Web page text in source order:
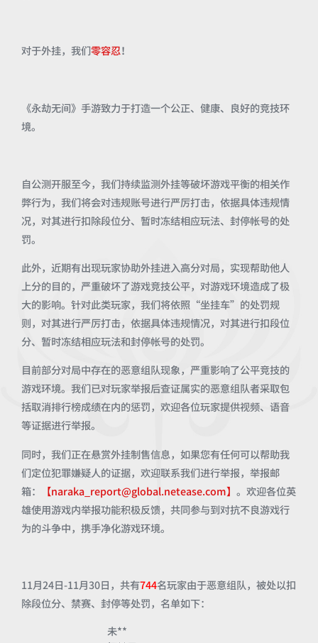
对于外挂，我们零容忍 ！
《永劫无间》手游致力于打造一个公正、健康、良好的竞技环
境。
自公测开服至今，我们持续监测外挂等破坏游戏平衡的相关作
弊行为，我们将会对违规账号进行严厉打击，依据具体违规情
况，对其进行扣除段位分、暂时冻结相应玩法、封停帐号的处
罚。
此外，近期有出现玩家协助外挂进入高分对局，实现帮助他人
上分的目的，严重破坏了游戏竞技公平，对游戏环境造成了极
大的影响。针对此类玩家，我们将依照“坐挂车”的处罚规
则，对其进行严厉打击，依据具体违规情况，对其进行扣段位
分、暂时冻结相应玩法和封停帐号的处罚。
目前部分对局中存在的恶意组队现象，严重影响了公平竞技的
游戏环境。我们已对玩家举报后查证属实的恶意组队者采取包
括取消排行榜成绩在内的惩罚，欢迎各位玩家提供视频、语音
等证据进行举报。
同时，我们正在悬赏外挂制售信息，如果您有任何可以帮助我
们定位犯罪嫌疑人的证据，欢迎联系我们进行举报，举报邮
箱：
【naraka_report@global.netease.com】 。欢迎各位英
雄使用游戏内举报功能积极反馈，共同参与到对抗不良游戏行
为的斗争中，携手净化游戏环境。
11月24日-11月30日，共有744名玩家由于恶意组队，被处以扣
除段位分、禁赛、封停等处罚，名单如下：
未**